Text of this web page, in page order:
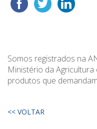
Somos registrados na
Ministério da
produtos que
<< VOLTAR